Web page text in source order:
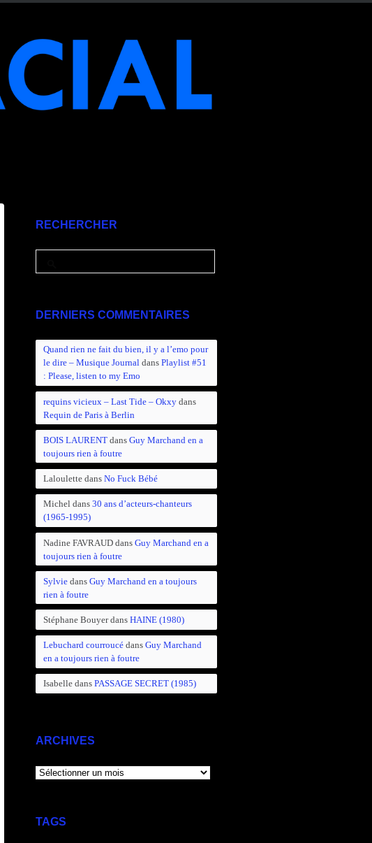
RECHERCHER
DERNIERS COMMENTAIRES
Quand rien ne fait du bien, il y a l’emo pour
le dire – Musique Journaldans Playlist #51
: Please, listen to my Emo
requins vicieux – Last Tide – Okxydans
Requin de Paris à Berlin
BOIS LAURENTdans Guy Marchand en a
toujours rien à foutre
Laloulettedans No Fuck Bébé
Micheldans 30 ans d’acteurs-chanteurs
(1965-1995)
Nadine FAVRAUDdans Guy Marchand en a
toujours rien à foutre
Sylviedans Guy Marchand en a toujours
rien à foutre
Stéphane Bouyerdans HAINE (1980)
Lebuchard courroucédans Guy Marchand
en a toujours rien à foutre
Isabelledans PASSAGE SECRET (1985)
ARCHIVES
ARCHIVES
TAGS